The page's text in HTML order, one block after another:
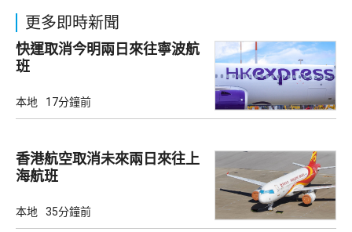
更多即時新聞
快運取消今明兩日來往寧波航
班
本地 17分鐘前
香港航空取消未來兩日來往上
海航班
本地 35分鐘前